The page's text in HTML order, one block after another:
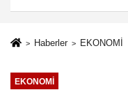
Asfalt Çalışması
Haberler EKONOMİ
EKONOMİ